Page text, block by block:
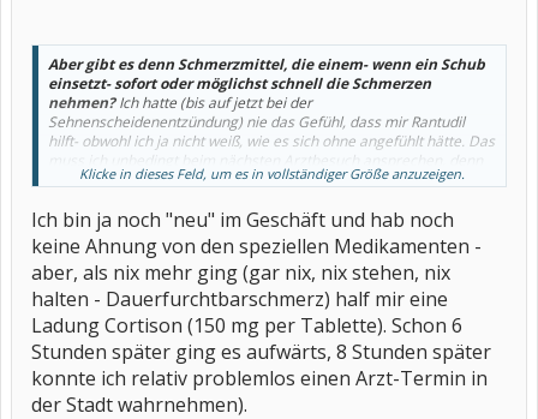
Aber gibt es denn Schmerzmittel, die einem- wenn ein Schub
einsetzt- sofort oder möglichst schnell die Schmerzen
nehmen?Ich hatte (bis auf jetzt bei der
Sehnenscheidenentzündung) nie das Gefühl, dass mir Rantudil
hilft- obwohl ich ja nicht weiß, wie es sich ohne angefühlt hätte. Das
muss ich unbedingt beim nächsten Arztbesuch ansprechen, denn
wenn ich arbeiten muss- brauch ich ein schnell wirkendes Mittel!
Klicke in dieses Feld, um es in vollständiger Größe anzuzeigen.
Ich bin ja noch "neu" im Geschäft und hab noch
keine Ahnung von den speziellen Medikamenten -
aber, als nix mehr ging (gar nix, nix stehen, nix
halten - Dauerfurchtbarschmerz) half mir eine
Ladung Cortison (150 mg per Tablette). Schon 6
Stunden später ging es aufwärts, 8 Stunden später
konnte ich relativ problemlos einen Arzt-Termin in
der Stadt wahrnehmen).